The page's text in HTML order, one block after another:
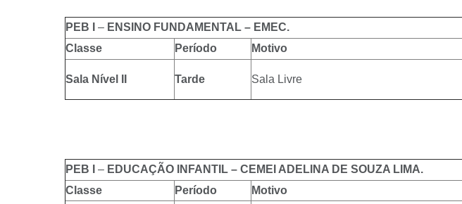
PEB I – ENSINO FUNDAMENTAL – EMEC.
Classe
Período Motivo
Sala Nível II Tarde Sala Livre
PEB I – EDUCAÇÃO INFANTIL – CEMEI ADELINA DE SOUZA LIMA.
Classe
Período Motivo